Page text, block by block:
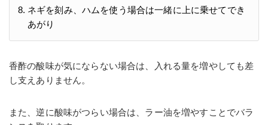
ネギを刻み、ハムを使う場合は一緒に上に乗せてでき
あがり
香酢の酸味が気にならない場合は、入れる量を増やしても差
し支えありません。
また、逆に酸味がつらい場合は、ラー油を増やすことでバラ